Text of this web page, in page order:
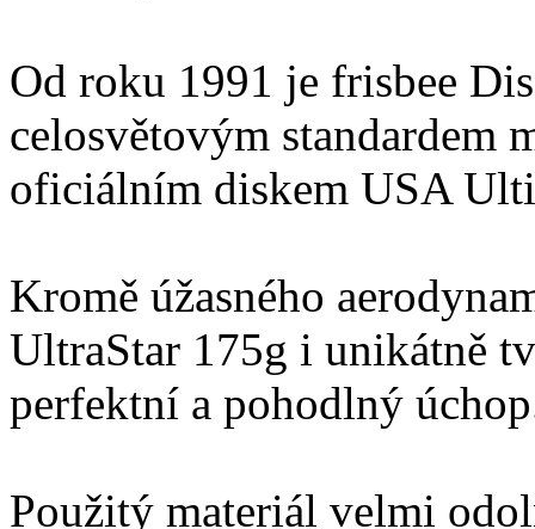
Od roku 1991 je frisbee
celosvětovým standardem
oficiálním diskem USA
Kromě úžasného
UltraStar 175g i unikátně
perfektní a pohodlný
Použitý materiál velmi